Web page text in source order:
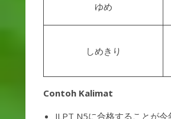
ゆめ
しめきり
Contoh Kalimat
JLPT N5に合格することが